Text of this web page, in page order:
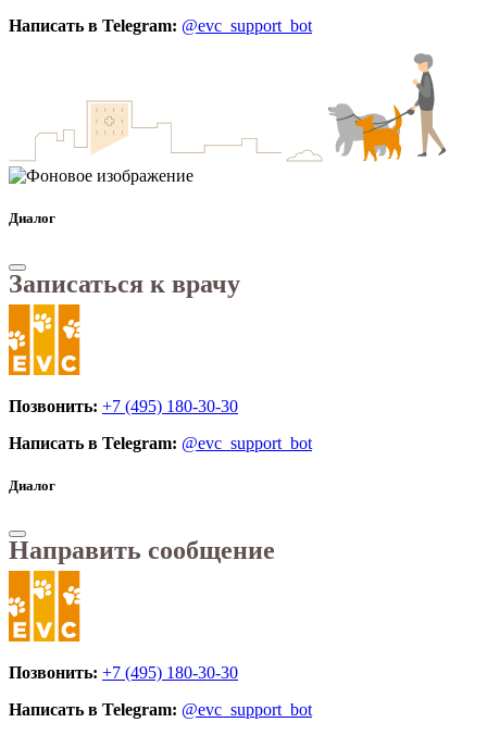
Написать в Telegram: @evc_support_bot
Диалог
Записаться к врачу
Позвонить: +7 (495) 180-30-30
Написать в Telegram: @evc_support_bot
Диалог
Направить сообщение
Позвонить: +7 (495) 180-30-30
Написать в Telegram: @evc_support_bot